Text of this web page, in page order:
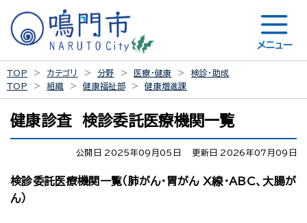
メニュー
TOP カテゴリ 分野 医療・健康
検診・助成
TOP
組織 健康福祉部 健康増進課
健康診査 検診委託医療機関一覧
公開日 2025年09月05日 更新日 2026年07月09日
検診委託医療機関一覧（肺がん・胃がん X線・ABC、大腸が
ん）